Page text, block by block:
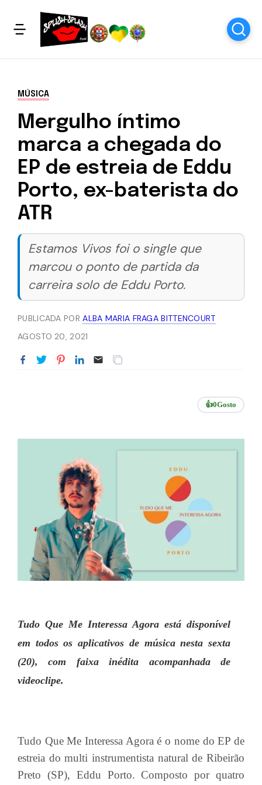
MÚSICA
Mergulho íntimo
marca a chegada do
EP de estreia de Eddu
Porto, ex-baterista do
ATR
Estamos Vivos foi o single que
marcou o ponto de partida da
carreira solo de Eddu Porto.
PUBLICADA PORALBA MARIA FRAGA BITTENCOURT
AGOSTO 20, 2021
👍0Gosto
Tudo Que Me Interessa Agora está disponível
em todos os aplicativos de música nesta sexta
(20), com faixa inédita acompanhada de
videoclipe.
Tudo Que Me Interessa Agora é o nome do EP de
estreia do multi instrumentista natural de Ribeirão
Preto (SP), Eddu Porto. Composto por quatro